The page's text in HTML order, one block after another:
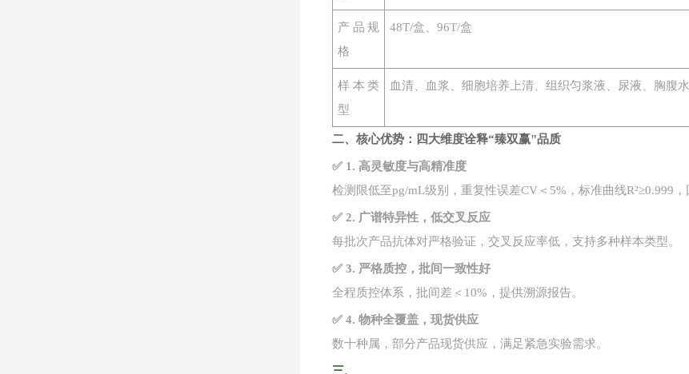
产品规
格
48T/盒、96T/盒
样本类
型
血清、血浆、细胞培养上清、组织匀浆液、尿液、胸腹
二、核心优势：四大维度诠释“臻双赢"品质
✅ 1. 高灵敏度与高精准度
检测限低至pg/mL级别，重复性误差CV＜5%，标准曲线R²≥0.999，
✅ 2. 广谱特异性，低交叉反应
每批次产品抗体对严格验证，交叉反应率低，支持多种样本类型。
✅ 3. 严格质控，批间一致性好
全程质控体系，批间差＜ 10%，提供溯源报告。
✅ 4. 物种全覆盖，现货供应
数十种属，部分产品现货供应，满足紧急实验需求。
三、